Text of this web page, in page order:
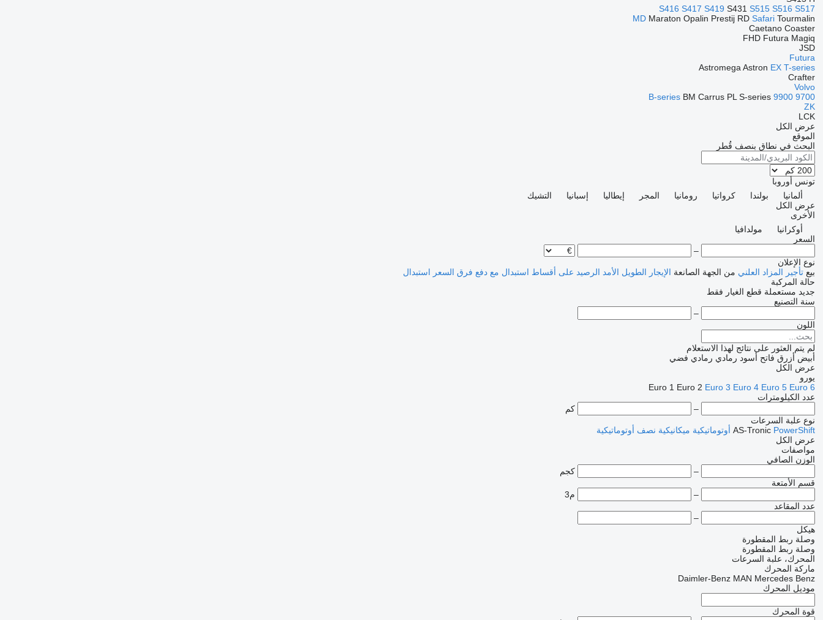
S416 S417 S419 S431 S515 S516 S517
MD Maraton Opalin Prestij RD Safari Tourmalin
Caetano Coaster
FHD Futura Magiq
JSD
Futura
Astromega Astron EX T-series
Crafter
Volvo
9700
9900
B-series BM Carrus PL S-series
ZK
LCK
عرض الكل
الموقع
البحث في نطاق بنصف قُطر
تونس أوروبا
ألمانيا
بولندا كرواتيا رومانيا المجر إيطاليا إسبانيا
التشيك
عرض الكل
الأخرى
أوكرانيا
مولدافيا
السعر
–
نوع الإعلان
بيع تأجير المزاد العلني من الجهة الصانعة الإيجار الطويل الأمد الرصيد على أقساط استبدال مع دفع فرق السعر استبدال
حالة المركبة
جديد مستعملة قطع الغيار فقط
سنة التصنيع
–
اللون
لم يتم العثور على نتائج لهذا الاستعلام
أبيض أزرق فاتح أسود رمادي رمادي فضي
عرض الكل
يورو
Euro 1 Euro 2 Euro 3 Euro 4 Euro 5 Euro 6
عدد الكيلومترات
–
كم
نوع علبة السرعات
AS-Tronic PowerShift أوتوماتيكية ميكانيكية نصف أوتوماتيكية
عرض الكل
مواصفات
الوزن الصافي
–
كجم
قسم الأمتعة
–
م3
عدد المقاعد
–
هيكل
وصلة ربط المقطورة
وصلة ربط المقطورة
المحرك، علبة السرعات
ماركة المحرك
Daimler-Benz MAN Mercedes Benz
موديل المحرك
قوة المحرك